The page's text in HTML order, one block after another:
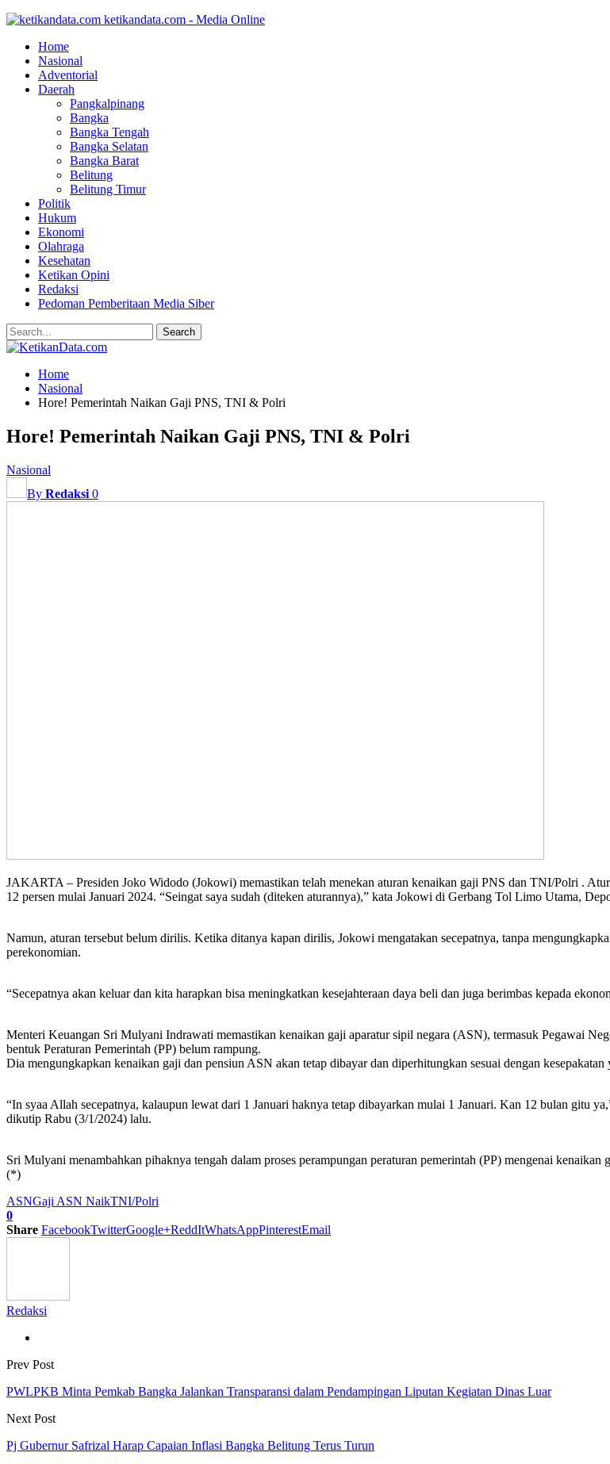
ketikandata.com - Media Online
Home
Nasional
Adventorial
Daerah
Pangkalpinang
Bangka
Bangka Tengah
Bangka Selatan
Bangka Barat
Belitung
Belitung Timur
Politik
Hukum
Ekonomi
Olahraga
Kesehatan
Ketikan Opini
Redaksi
Pedoman Pemberitaan Media Siber
Home
Nasional
Hore! Pemerintah Naikan Gaji PNS, TNI & Polri
Hore! Pemerintah Naikan Gaji PNS, TNI & Polri
Nasional
By Redaksi 0
JAKARTA – Presiden Joko Widodo (Jokowi) memastikan telah menekan aturan kenaikan gaji PNS dan TNI/Polri .
12 persen mulai Januari 2024. “Seingat saya sudah (diteken aturannya),” kata Jokowi di Gerbang Tol Limo Utama,
Namun, aturan tersebut belum dirilis. Ketika ditanya kapan dirilis, Jokowi mengatakan secepatnya, tanpa
perekonomian.
“Secepatnya akan keluar dan kita harapkan bisa meningkatkan kesejahteraan daya beli dan juga berimbas kepada
Menteri Keuangan Sri Mulyani Indrawati memastikan kenaikan gaji aparatur sipil negara (ASN), termasuk Pegawai
bentuk Peraturan Pemerintah (PP) belum rampung.
Dia mengungkapkan kenaikan gaji dan pensiun ASN akan tetap dibayar dan diperhitungkan sesuai dengan kesepakatan
“In syaa Allah secepatnya, kalaupun lewat dari 1 Januari haknya tetap dibayarkan mulai 1 Januari. Kan 12 bulan gitu
dikutip Rabu (3/1/2024) lalu.
Sri Mulyani menambahkan pihaknya tengah dalam proses perampungan peraturan pemerintah (PP) mengenai
(*)
ASNGaji ASN NaikTNI/Polri
0
Share FacebookTwitterGoogle+ReddItWhatsAppPinterestEmail
Redaksi
Prev Post
PWLPKB Minta Pemkab Bangka Jalankan Transparansi dalam Pendampingan Liputan Kegiatan Dinas Luar
Next Post
Pj Gubernur Safrizal Harap Capaian Inflasi Bangka Belitung Terus Turun